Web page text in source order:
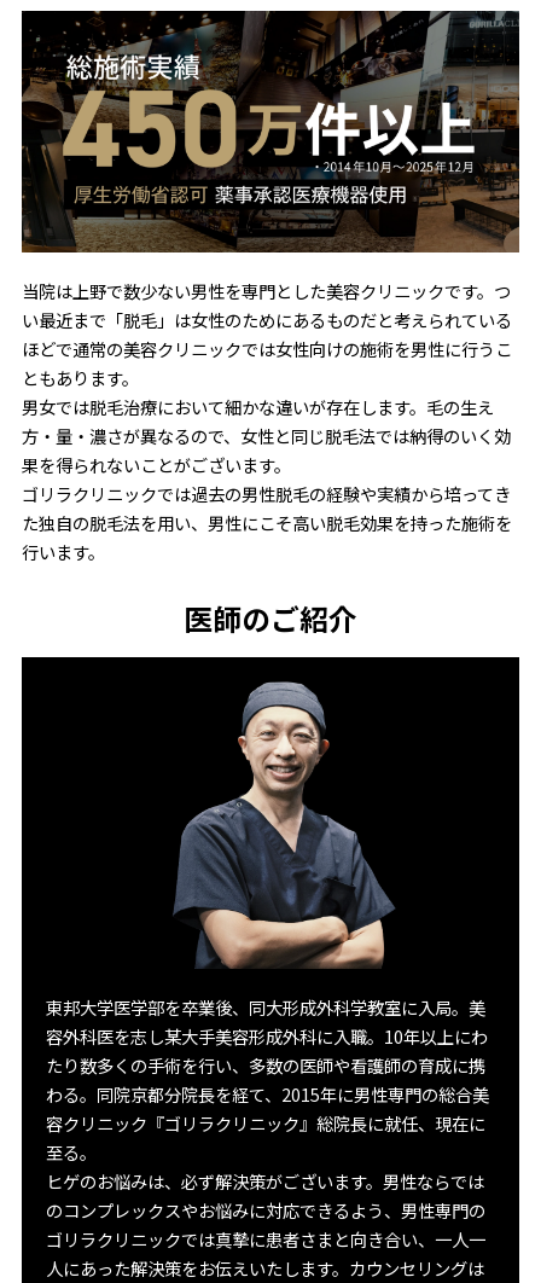
当院は上野で数少ない男性を専門とした美容クリニックです。つ
い最近まで「脱毛」は女性のためにあるものだと考えられている
ほどで通常の美容クリニックでは女性向けの施術を男性に行うこ
ともあります。
男女では脱毛治療において細かな違いが存在します。毛の生え
方・量・濃さが異なるので、女性と同じ脱毛法では納得のいく効
果を得られないことがございます。
ゴリラクリニックでは過去の男性脱毛の経験や実績から培ってき
た独自の脱毛法を用い、男性にこそ高い脱毛効果を持った施術を
行います。
医師のご紹介
東邦大学医学部を卒業後、同大形成外科学教室に入局。美
容外科医を志し某大手美容形成外科に入職。10年以上にわ
たり数多くの手術を行い、多数の医師や看護師の育成に携
わる。同院京都分院長を経て、2015年に男性専門の総合美
容クリニック『ゴリラクリニック』総院長に就任、現在に
至る。
ヒゲのお悩みは、必ず解決策がございます。男性ならでは
のコンプレックスやお悩みに対応できるよう、男性専門の
ゴリラクリニックでは真摯に患者さまと向き合い、一人一
人にあった解決策をお伝えいたします。カウンセリングは